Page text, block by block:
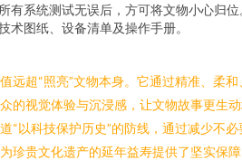
有系统测试无误后，方可将文物小心归位
术图纸、设备清单及操作手册。
远超“照亮”文物本身。它通过精准、柔和
的视觉体验与沉浸感，让文物故事更生
“以科技保护历史”的防线，通过减少不必
珍贵文化遗产的延年益寿提供了坚实保